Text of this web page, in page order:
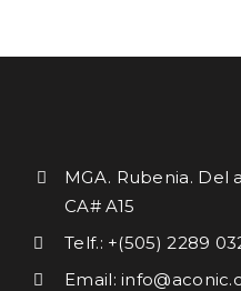
MGA. Rubenia. Del
CA# A15
Telf.: +(505) 2289
Email: